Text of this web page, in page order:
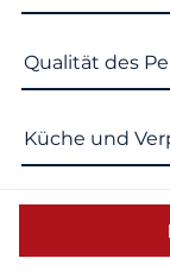
Qualität des
Küche und